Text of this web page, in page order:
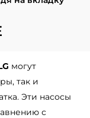
могут
так и
Эти насосы
с